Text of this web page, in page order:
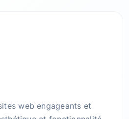
web engageants et